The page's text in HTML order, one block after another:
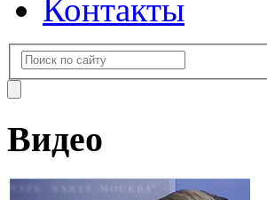
Контакты
Видео